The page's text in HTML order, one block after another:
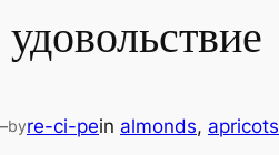
byre-ci-pein almonds, apricots